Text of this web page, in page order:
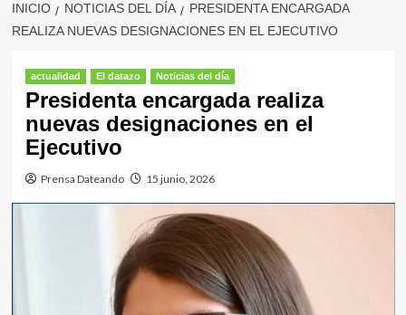
INICIO NOTICIAS DEL DÍA
PRESIDENTA ENCARGADA
REALIZA NUEVAS DESIGNACIONES EN EL EJECUTIVO
actualidad El datazo Noticias del día
Presidenta encargada realiza
nuevas designaciones en el
Ejecutivo
Prensa Dateando 15 junio, 2026